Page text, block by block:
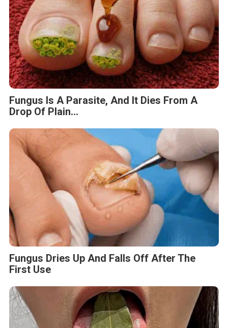
Fungus Is A Parasite, And It Dies From A
Drop Of Plain...
Fungus Dries Up And Falls Off After The
First Use